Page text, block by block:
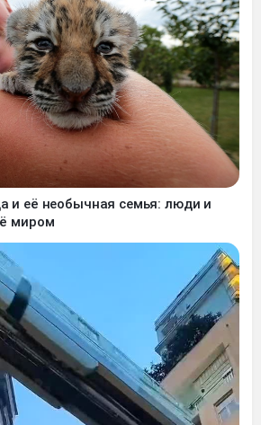
и её необычная семья: люди и
миром